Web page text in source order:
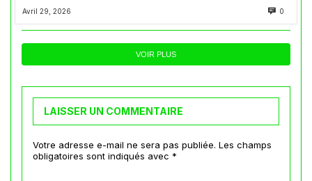
Avril 29, 2026 0
VOIR PLUS
LAISSER UN COMMENTAIRE
Votre adresse e-mail ne sera pas publiée. Les champs
obligatoires sont indiqués avec *